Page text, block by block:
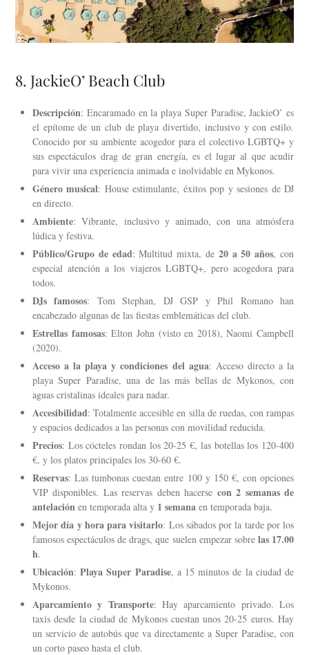
8. JackieO’ Beach Club
Descripción: Encaramado en la playa Super Paradise, JackieO’ es
el epítome de un club de playa divertido, inclusivo y con estilo.
Conocido por su ambiente acogedor para el colectivo LGBTQ+ y
sus espectáculos drag de gran energía, es el lugar al que acudir
para vivir una experiencia animada e inolvidable en Mykonos.
Género musical: House estimulante, éxitos pop y sesiones de DJ
en directo.
Ambiente: Vibrante, inclusivo y animado, con una atmósfera
lúdica y festiva.
Público/Grupo de edad: Multitud mixta, de 20 a 50 años, con
especial atención a los viajeros LGBTQ+, pero acogedora para
todos.
DJs famosos: Tom Stephan, DJ GSP y Phil Romano han
encabezado algunas de las fiestas emblemáticas del club.
Estrellas famosas: Elton John (visto en 2018), Naomi Campbell
(2020).
Acceso a la playa y condiciones del agua: Acceso directo a la
playa Super Paradise, una de las más bellas de Mykonos, con
aguas cristalinas ideales para nadar.
Accesibilidad: Totalmente accesible en silla de ruedas, con rampas
y espacios dedicados a las personas con movilidad reducida.
Precios: Los cócteles rondan los 20-25 €, las botellas los 120-400
€, y los platos principales los 30-60 €.
Reservas: Las tumbonas cuestan entre 100 y 150 €, con opciones
VIP disponibles. Las reservas deben hacerse con 2 semanas de
antelación en temporada alta y 1 semana en temporada baja.
Mejor día y hora para visitarlo: Los sábados por la tarde por los
famosos espectáculos de drags, que suelen empezar sobre las 17.00
h.
Ubicación:Playa Super Paradise, a 15 minutos de la ciudad de
Mykonos.
Aparcamiento y Transporte: Hay aparcamiento privado. Los
taxis desde la ciudad de Mykonos cuestan unos 20-25 euros. Hay
un servicio de autobús que va directamente a Super Paradise, con
un corto paseo hasta el club.